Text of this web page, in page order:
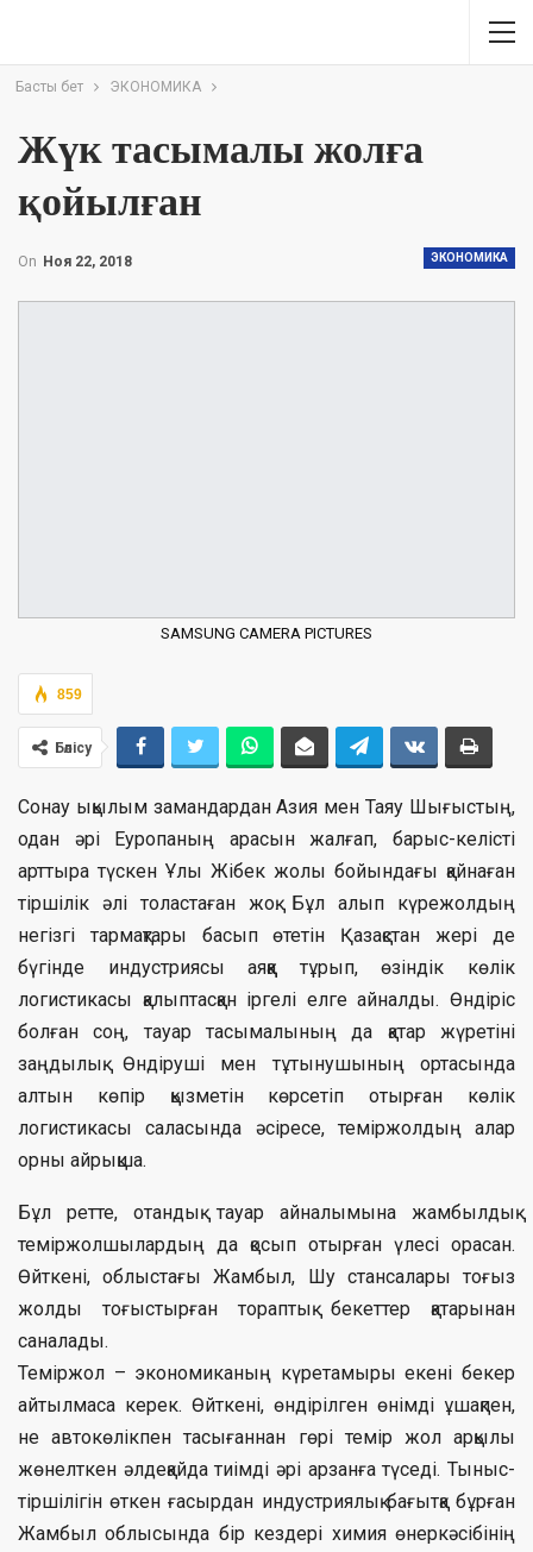
Басты бет ЭКОНОМИКА
Жүк тасымалы жолға
қойылған
ЭКОНОМИКА
On Ноя 22, 2018
SAMSUNG CAMERA PICTURES
859
Бөлісу
Сонау ықылым замандардан Азия мен Таяу Шығыстың,
одан әрі Еуропаның арасын жалғап, барыс-келісті
арттыра түскен Ұлы Жібек жолы бойындағы қайнаған
тіршілік әлі толастаған жоқ. Бұл алып күрежолдың
негізгі тармақтары басып өтетін Қазақстан жері де
бүгінде индустриясы аяққа тұрып, өзіндік көлік
логистикасы қалыптасқан іргелі елге айналды. Өндіріс
болған соң, тауар тасымалының да қатар жүретіні
заңдылық. Өндіруші мен тұтынушының ортасында
алтын көпір қызметін көрсетіп отырған көлік
логистикасы саласында әсіресе, теміржолдың алар
орны айрықша.
Бұл ретте, отандық тауар айналымына жамбылдық
теміржолшылардың да қосып отырған үлесі орасан.
Өйткені, облыстағы Жамбыл, Шу стансалары тоғыз
жолды тоғыстырған тораптық бекеттер қатарынан
саналады.
Теміржол – экономиканың күретамыры екені бекер
айтылмаса керек. Өйткені, өндірілген өнімді ұшақпен,
не автокөлікпен тасығаннан гөрі темір жол арқылы
жөнелткен әлдеқайда тиімді әрі арзанға түседі. Тыныс-
тіршілігін өткен ғасырдан индустриялық бағытқа бұрған
Жамбыл облысында бір кездері химия өнеркәсібінің